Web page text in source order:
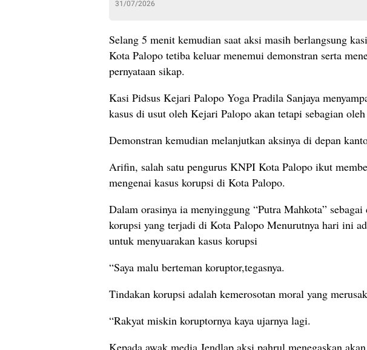
31/07/2026
Selang 5 menit kemudian saat aksi masih berlangsung
Kota Palopo tetiba keluar menemui demonstran serta
pernyataan sikap.
Kasi Pidsus Kejari Palopo Yoga Pradila Sanjaya
kasus di usut oleh Kejari Palopo akan tetapi sebagian
Demonstran kemudian melanjutkan aksinya di depan
Arifin, salah satu pengurus KNPI Kota Palopo ikut
mengenai kasus korupsi di Kota Palopo.
Dalam orasinya ia menyinggung “Putra Mahkota”
korupsi yang terjadi di Kota Palopo Menurutnya hari ini
untuk menyuarakan kasus korupsi
“Saya malu berteman koruptor,tegasnya.
Tindakan korupsi adalah kemerosotan moral yang
“Rakyat miskin koruptornya kaya ujarnya lagi.